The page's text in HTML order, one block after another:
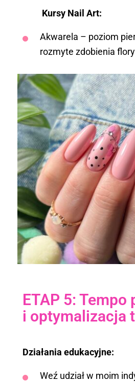
Kursy Nail Art:
Akwarela – poziom
rozmyte zdobienia
ETAP 5: Tempo
i optymalizacja
Działania edukacyjne:
Weź udział w moim